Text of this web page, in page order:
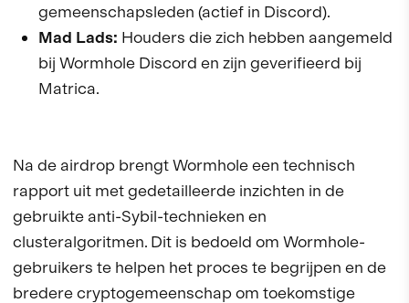
gemeenschapsleden (actief in Discord).
Mad Lads: Houders die zich hebben aangemeld
bij Wormhole Discord en zijn geverifieerd bij
Matrica.
Na de airdrop brengt Wormhole een technisch
rapport uit met gedetailleerde inzichten in de
gebruikte anti-Sybil-technieken en
clusteralgoritmen. Dit is bedoeld om Wormhole-
gebruikers te helpen het proces te begrijpen en de
bredere cryptogemeenschap om toekomstige